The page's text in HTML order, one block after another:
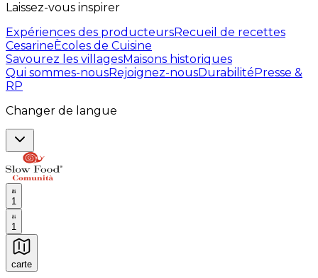
Laissez-vous inspirer
Expériences des producteursRecueil de recettes
CesarineÈcoles de Cuisine
Savourez les villagesMaisons historiques
Qui sommes-nousRejoignez-nousDurabilitéPresse &
RP
Changer de langue
1
1
carte